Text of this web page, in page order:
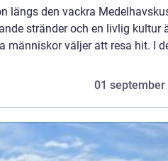
längs den vackra
stränder och en livlig kultur
människor väljer att resa hit. I
01 september